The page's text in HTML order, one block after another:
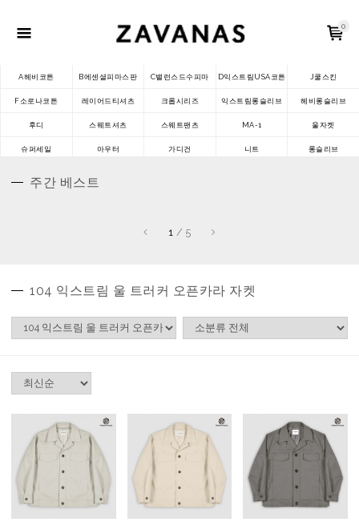
0
A헤비코튼 B에센셜피마스판 C밸런스드수피마 D익스트림USA코튼 J쿨스킨
F소로나코튼 레이어드티셔츠 크롭시리즈 익스트림롱슬리브 헤비롱슬리브
후디 스웨트셔츠 스웨트팬츠 MA-1 울자켓
슈퍼세일 아우터 가디건 니트 롱슬리브
주간 베스트
1 / 5
104 익스트림 울 트러커 오픈카라 자켓